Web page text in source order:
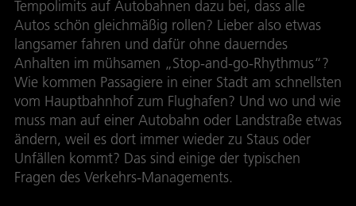
Tempolimits auf Autobahnen dazu bei, dass alle
Autos schön gleichmäßig rollen? Lieber also etwas
langsamer fahren und dafür ohne dauerndes
Anhalten im mühsamen „Stop-and-go-Rhythmus“?
Wie kommen Passagiere in einer Stadt am schnellsten
vom Hauptbahnhof zum Flughafen? Und wo und wie
muss man auf einer Autobahn oder Landstraße etwas
ändern, weil es dort immer wieder zu Staus oder
Unfällen kommt? Das sind einige der typischen
Fragen des Verkehrs-Managements.